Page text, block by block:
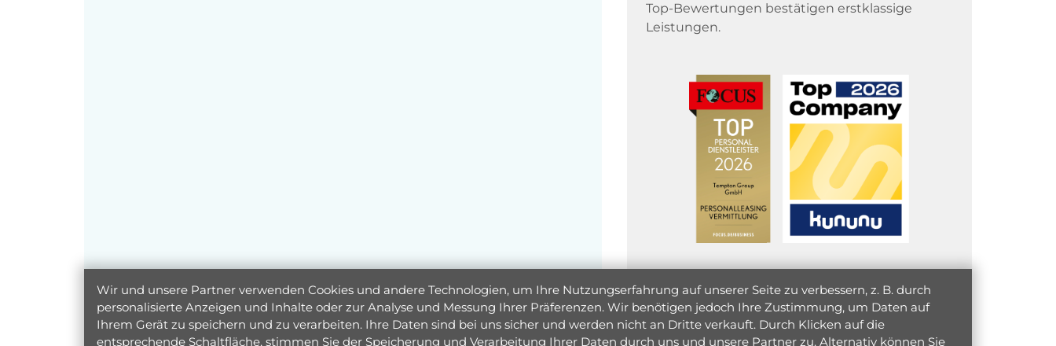
Top-Bewertungen bestätigen erstklassige
Leistungen.
Wir und unsere Partner verwenden Cookies und andere Technologien, um Ihre Nutzungserfahrung auf unserer Seite zu verbessern, z. B. durch
personalisierte Anzeigen und Inhalte oder zur Analyse und Messung Ihrer Präferenzen. Wir benötigen jedoch Ihre Zustimmung, um Daten auf
Ihrem Gerät zu speichern und zu verarbeiten. Ihre Daten sind bei uns sicher und werden nicht an Dritte verkauft. Durch Klicken auf die
entsprechende Schaltfläche, stimmen Sie der Speicherung und Verarbeitung Ihrer Daten durch uns und unsere Partner zu. Alternativ können Sie